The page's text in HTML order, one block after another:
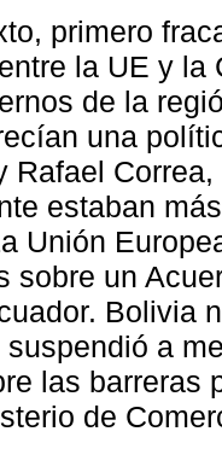
primero
la UE y la
de la
una
Rafael
estaban
Unión
sobre un
Bolivia
a
las barreras
de